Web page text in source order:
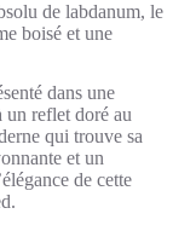
de labdanum, le
boisé et une
dans une
reflet doré au
qui trouve sa
et un
de cette